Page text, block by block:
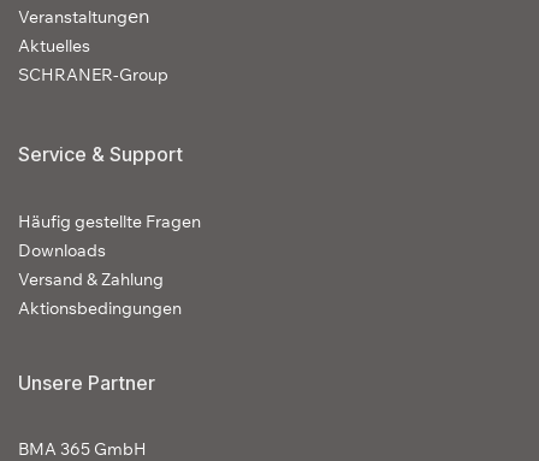
Veranstaltungen
Aktuelles
SCHRANER-Group
Service & Support
Häufig gestellte Fragen
Downloads
Versand & Zahlung
Aktionsbedingungen
Unsere Partner
BMA 365 GmbH